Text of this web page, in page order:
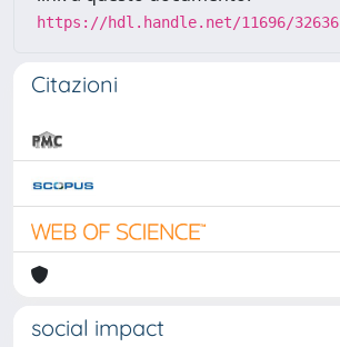
https://hdl.handle.net/11696/32636
Citazioni
social impact